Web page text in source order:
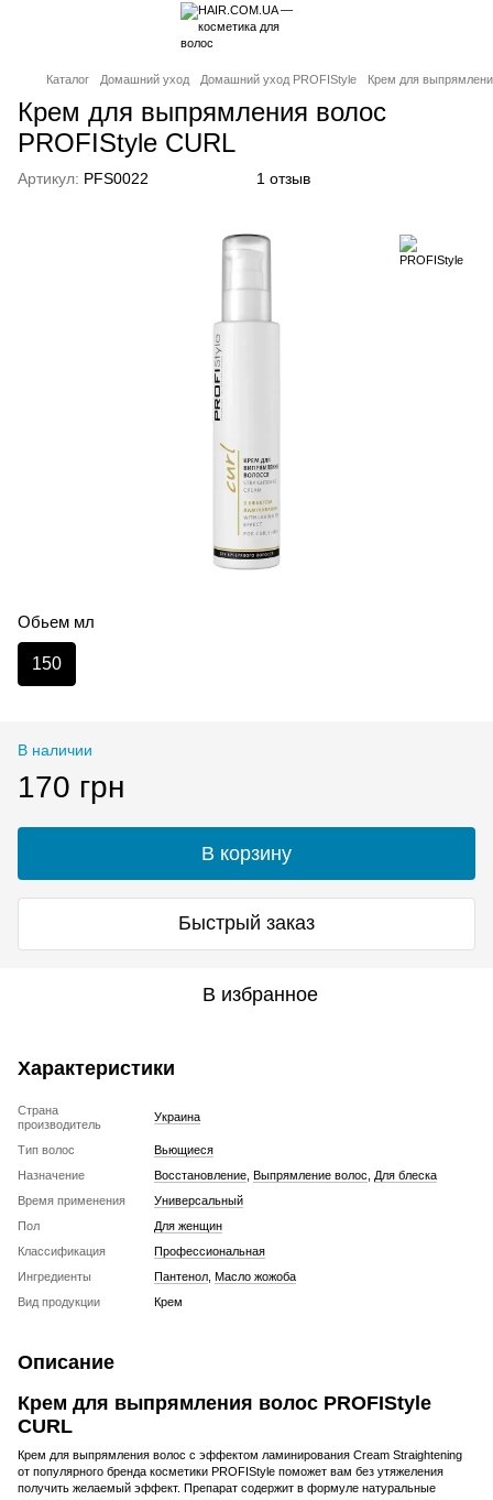
Каталог Домашний уход Домашний уход PROFIStyle Крем для
Крем для выпрямления волос
PROFIStyle CURL
Артикул: PFS0022 1 отзыв
Обьем мл
150
В наличии
170 грн
В корзину
Быстрый заказ
В избранное
Характеристики
Страна
производитель
Украина
Тип волос
Вьющиеся
Назначение
Восстановление Выпрямление волос
Для блеска
Время применения
Универсальный
Пол
Для женщин
Классификация
Профессиональная
Ингредиенты
Пантенол Масло жожоба
Вид продукции
Крем
Описание
Крем для выпрямления волос PROFIStyle
CURL
Крем для выпрямления волос с эффектом ламинирования Cream Straightening
от популярного бренда косметики PROFIStyle поможет вам без утяжеления
получить желаемый эффект. Препарат содержит в формуле натуральные